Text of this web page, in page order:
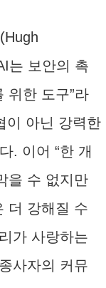
는 보안의 촉
위한 도구”라
이 아닌 강력한
. 이어 “한 개
을 수 없지만
더 강해질 수
가 사랑하는
사자의 커뮤